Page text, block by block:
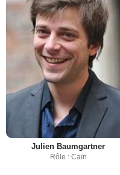
Julien Baumgartner
Rôle : Caïn